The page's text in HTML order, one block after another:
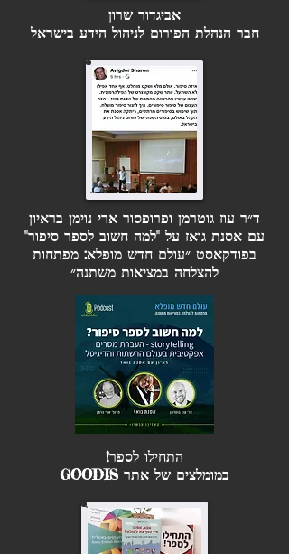
אביגדור שרון
חבר הנהלת הפורום לניהול הידע בישראל
ד״ר עוז גוטרמן ופרופסור ארי נוימן בראיון
עם אסנת גואז על "למה חשוב לספר סיפור"
בפודקאסט ״עולם חדש מופלא: מפתחות
להצלחה במציאות משתנה״
התחילו לספר!
במומלצים של אתר GOODIS